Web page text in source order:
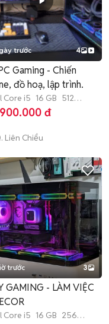
trước 4
Gaming - Chiến
đồ hoạ, lập trình.
Core i5 16 GB 512
SSD đ
Liên Chiểu
trước 3
GAMING - LÀM VIỆC
Core i5 16 GB 256